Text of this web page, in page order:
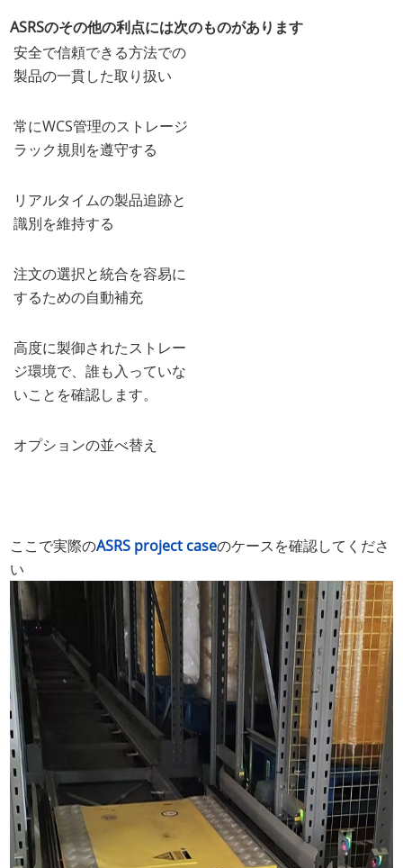
ASRSのその他の利点には次のものがあります
安全で信頼できる方法での
製品の一貫した取り扱い
常にWCS管理のストレージ
ラック規則を遵守する
リアルタイムの製品追跡と
識別を維持する
注文の選択と統合を容易に
するための自動補充
高度に製御されたストレー
ジ環境で、誰も入っていな
いことを確認します。
オプションの並べ替え
ここで実際のASRS project caseのケースを確認してくださ
い